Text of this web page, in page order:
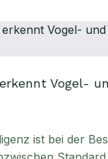
Vogel-
ist bei der